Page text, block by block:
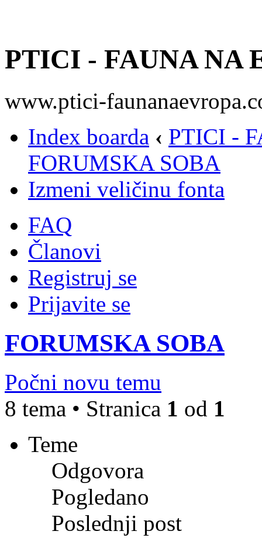
PTICI - FAUNA NA
www.ptici-
Index boarda ‹ PTICI -
FORUMSKA SOBA
Izmeni veličinu fonta
FAQ
Članovi
Registruj se
Prijavite se
FORUMSKA SOBA
Počni novu temu
8 tema • Stranica 1 od 1
Teme
Odgovora
Pogledano
Poslednji post